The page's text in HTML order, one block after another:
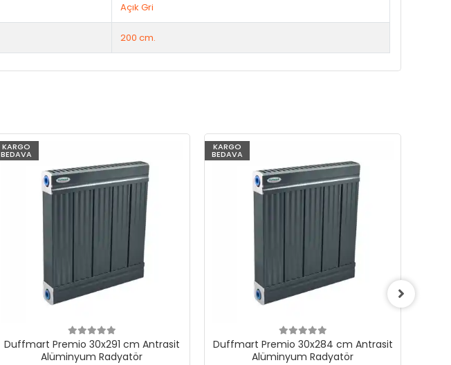
Açık Gri
200 cm.
KARGO
BEDAVA
Duffmart Premio 30x291 cm Antrasit
Alüminyum Radyatör
KARGO
BEDAVA
Duffmart Premio 30x284 cm Antrasit
Alüminyum Radyatör